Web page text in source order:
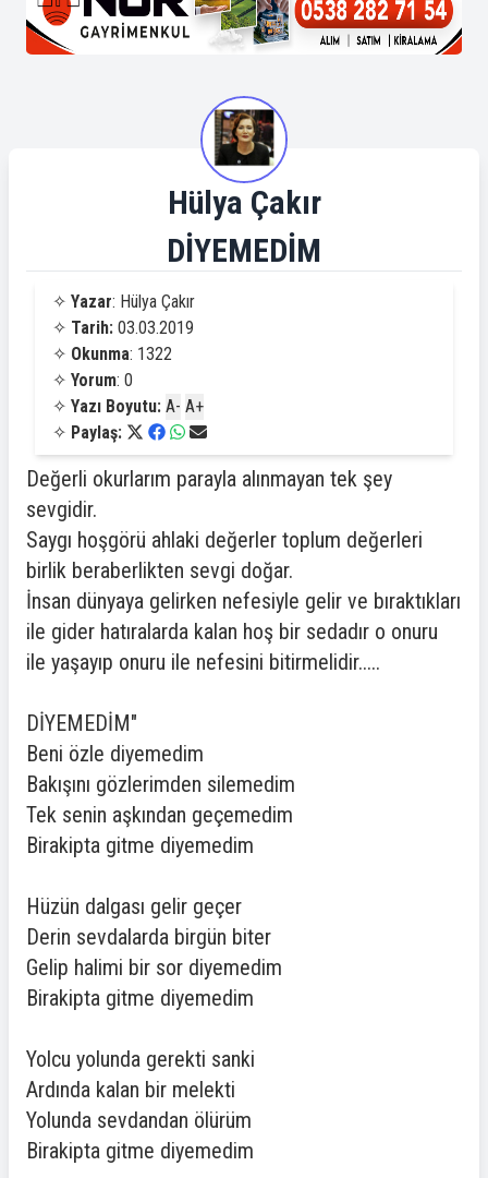
Hülya Çakır
DİYEMEDİM
✧ Yazar: Hülya Çakır
✧ Tarih: 03.03.2019
✧ Okunma: 1322
✧ Yorum: 0
✧ Yazı Boyutu: A- A+
✧ Paylaş:
Değerli okurlarım parayla alınmayan tek şey
sevgidir.
Saygı hoşgörü ahlaki değerler toplum değerleri
birlik beraberlikten sevgi doğar.
İnsan dünyaya gelirken nefesiyle gelir ve bıraktıkları
ile gider hatıralarda kalan hoş bir sedadır o onuru
ile yaşayıp onuru ile nefesini bitirmelidir.....
DİYEMEDİM"
Beni özle diyemedim
Bakışını gözlerimden silemedim
Tek senin aşkından geçemedim
Birakipta gitme diyemedim
Hüzün dalgası gelir geçer
Derin sevdalarda birgün biter
Gelip halimi bir sor diyemedim
Birakipta gitme diyemedim
Yolcu yolunda gerekti sanki
Ardında kalan bir melekti
Yolunda sevdandan ölürüm
Birakipta gitme diyemedim